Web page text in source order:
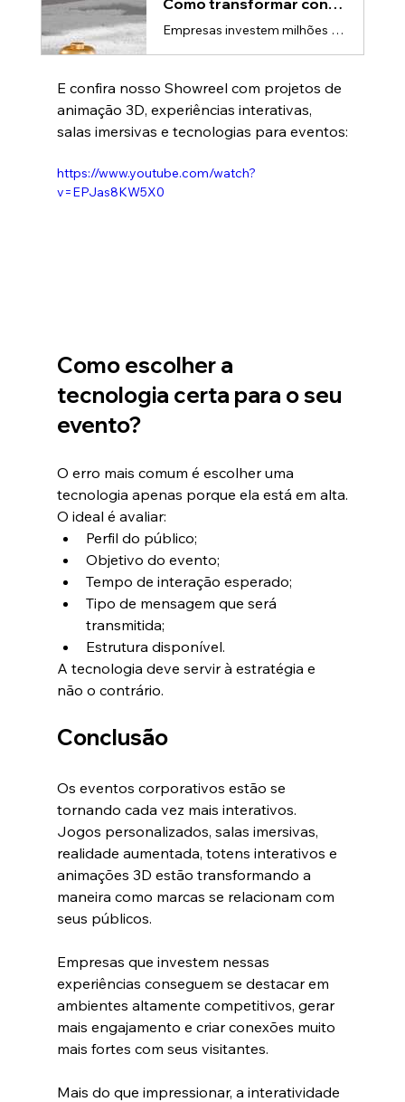
Como transformar conteúdo em experiência usando sala imersiva
Empresas investem milhões todos os anos na produção de conteúdo. Apresentações corporativas, campanhas institucionais, treinamentos, lançamentos de produtos e materiais educativos são desenvolvidos constantemente para comunicar mensagens importantes.Mas existe um problema comum: grande parte desse conteúdo é esquecida rapidamente.A razão é simples. Informações apresentadas de forma tradicional competem com distrações, excesso de estímulos e um público cada vez menos disposto a consumir conteúdos
E confira nosso Showreel com projetos de
animação 3D, experiências interativas,
salas imersivas e tecnologias para eventos:
https://www.youtube.com/watch?
v=EPJas8KW5X0
Como escolher a
tecnologia certa para o seu
evento?
O erro mais comum é escolher uma
tecnologia apenas porque ela está em alta.
O ideal é avaliar:
Perfil do público;
Objetivo do evento;
Tempo de interação esperado;
Tipo de mensagem que será
transmitida;
Estrutura disponível.
A tecnologia deve servir à estratégia e
não o contrário.
Conclusão
Os eventos corporativos estão se
tornando cada vez mais interativos.
Jogos personalizados, salas imersivas,
realidade aumentada, totens interativos e
animações 3D estão transformando a
maneira como marcas se relacionam com
seus públicos.
Empresas que investem nessas
experiências conseguem se destacar em
ambientes altamente competitivos, gerar
mais engajamento e criar conexões muito
mais fortes com seus visitantes.
Mais do que impressionar, a interatividade